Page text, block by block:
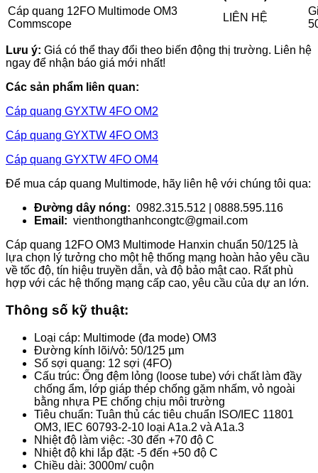
Cáp quang 12FO Multimode OM3
Commscope
LIÊN HỆ
Lưu ý: Giá có thể thay đổi theo biến động thị trường. Liên hệ
ngay để nhận báo giá mới nhất!
Các sản phẩm liên quan:
Cáp quang GYXTW 4FO OM2
Cáp quang GYXTW 4FO OM3
Cáp quang GYXTW 4FO OM4
Để mua cáp quang Multimode, hãy liên hệ với chúng tôi qua:
Đường dây nóng: 0982.315.512 | 0888.595.116
Email: vienthongthanhcongtc@gmail.com
Cáp quang 12FO OM3 Multimode Hanxin chuẩn 50/125 là
lựa chọn lý tưởng cho một hệ thống mạng hoàn hảo yêu cầu
về tốc độ, tín hiệu truyền dẫn, và độ bảo mật cao. Rất phù
hợp với các hệ thống mạng cấp cao, yêu cầu của dự an lớn.
Thông số kỹ thuật:
Loại cáp: Multimode (đa mode) OM3
Đường kính lõi/vỏ: 50/125 µm
Số sợi quang: 12 sợi (4FO)
Cấu trúc: Ống đệm lỏng (loose tube) với chất làm đầy
chống ẩm, lớp giáp thép chống gặm nhấm, vỏ ngoài
bằng nhựa PE chống chịu môi trường
Tiêu chuẩn: Tuân thủ các tiêu chuẩn ISO/IEC 11801
OM3, IEC 60793-2-10 loại A1a.2 và A1a.3
Nhiệt độ làm việc: -30 đến +70 độ C
Nhiệt độ khi lắp đặt: -5 đến +50 độ C
Chiều dài: 3000m/ cuộn